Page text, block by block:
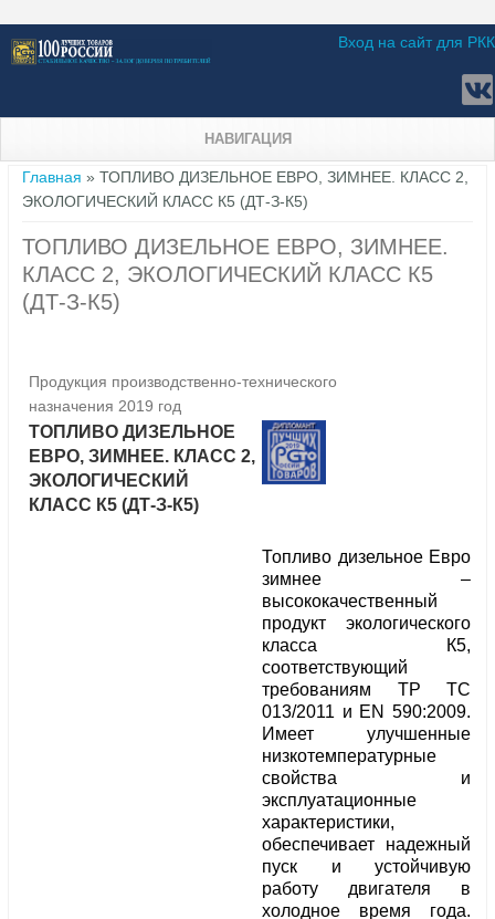
Вход на сайт для РКК
НАВИГАЦИЯ
Вы здесь
Главная » ТОПЛИВО ДИЗЕЛЬНОЕ ЕВРО, ЗИМНЕЕ. КЛАСС 2,
ЭКОЛОГИЧЕСКИЙ КЛАСС К5 (ДТ-З-К5)
ТОПЛИВО ДИЗЕЛЬНОЕ ЕВРО, ЗИМНЕЕ.
КЛАСС 2, ЭКОЛОГИЧЕСКИЙ КЛАСС К5
(ДТ-З-К5)
Продукция производственно-технического
назначения 2019 год
ТОПЛИВО ДИЗЕЛЬНОЕ
ЕВРО, ЗИМНЕЕ. КЛАСС 2,
ЭКОЛОГИЧЕСКИЙ
КЛАСС К5 (ДТ-З-К5)
Топливо дизельное Евро
зимнее –
высококачественный
продукт экологического
класса К5,
соответствующий
требованиям ТР ТС
013/2011 и EN 590:2009.
Имеет улучшенные
низкотемпературные
свойства и
эксплуатационные
характеристики,
обеспечивает надежный
пуск и устойчивую
работу двигателя в
холодное время года.